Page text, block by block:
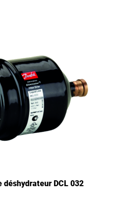
déshydrateur DCL 032